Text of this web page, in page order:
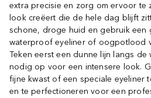
extra precisie en zorg om ervoor te
look creëert die de hele dag blijft
schone, droge huid en gebruik een
waterproof eyeliner of oogpotlood
Teken eerst een dunne lijn langs de
nodig op voor een intensere look.
fijne kwast of een speciale eyeliner
en te perfectioneren voor een